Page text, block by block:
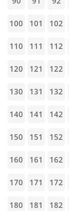
100 101 102
110 111 112
120 121 122
130 131 132
140 141 142
150 151 152
160 161 162
170 171 172
180 181 182